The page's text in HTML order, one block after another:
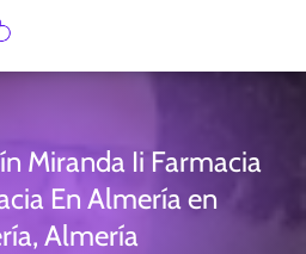
Miranda Ii Farmacia
En Almería en
Almería